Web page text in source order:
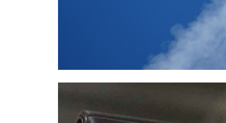
СМИ: над Ростовом-на-Дону едва